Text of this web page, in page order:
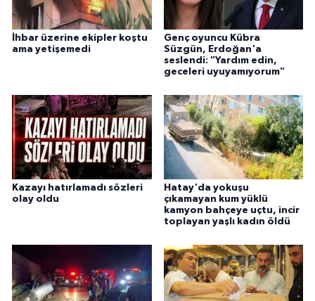
İhbar üzerine ekipler koştu
ama yetişemedi
Genç oyuncu Kübra
Süzgün, Erdoğan'a
seslendi: "Yardım edin,
geceleri uyuyamıyorum"
Kazayı hatırlamadı sözleri
olay oldu
Hatay'da yokuşu
çıkamayan kum yüklü
kamyon bahçeye uçtu, incir
toplayan yaşlı kadın öldü